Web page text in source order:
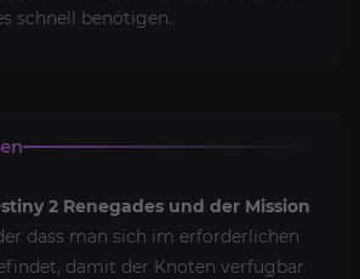
schnell benötigen.
2 Renegades und der Mission
dass man sich im erforderlichen
damit der Knoten verfügbar